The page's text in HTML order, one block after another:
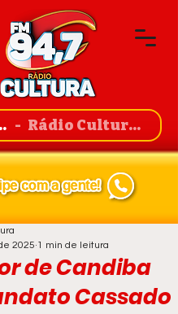
Rádio Cultura de Guanambi
de Candiba
Cassado
2025 1 min de leitura